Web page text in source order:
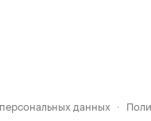
данных ·